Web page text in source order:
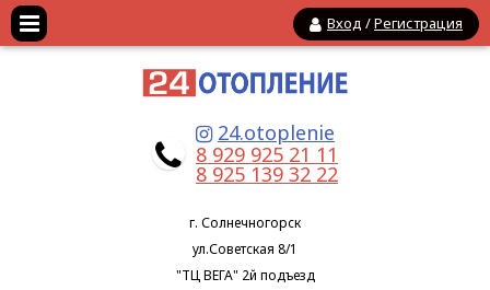
Вход /Регистрация
24.otoplenie
8 929 925 21 11
8 925 139 32 22
г. Солнечногорск
ул.Советская 8/1
"ТЦ ВЕГА" 2й подъезд